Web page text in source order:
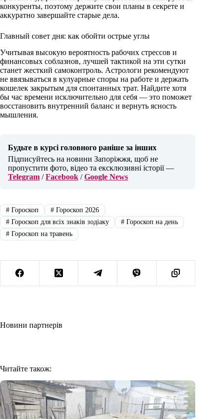
конкуренты, поэтому держите свои планы в секрете и
аккуратно завершайте старые дела.
Главный совет дня: как обойти острые углы
Учитывая высокую вероятность рабочих стрессов и
финансовых соблазнов, лучшей тактикой на эти сутки
станет жесткий самоконтроль. Астрологи рекомендуют
не ввязываться в кулуарные споры на работе и держать
кошелек закрытым для спонтанных трат. Найдите хотя
бы час времени исключительно для себя — это поможет
восстановить внутренний баланс и вернуть ясность
мышления.
Будьте в курсі головного раніше за інших
Підписуйтесь на новини Запоріжжя, щоб не
пропустити фото, відео та ексклюзивні історії —
Telegram /Facebook /Google News
#Гороскоп #Гороскоп 2026
#Гороскоп для всіх знаків зодіаку #Гороскоп на день
#Гороскоп на травень
Новини партнерів
Читайте також: